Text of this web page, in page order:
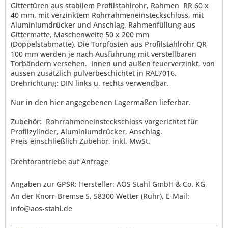
verstanden und stimme zu. *
Mit * gekennzeichnete Felder sind Pflichtfelder.
Senden
Gittertüren aus stabilem Profilstahlrohr, Rahmen RR 60 x
40 mm, mit verzinktem Rohrrahmeneinsteckschloss, mit
Aluminiumdrücker und Anschlag, Rahmenfüllung aus
Gittermatte, Maschenweite 50 x 200 mm
(Doppelstabmatte). Die Torpfosten aus Profilstahlrohr QR
100 mm werden je nach Ausführung mit verstellbaren
Torbändern versehen. Innen und außen feuerverzinkt, von
aussen zusätzlich pulverbeschichtet in RAL7016.
Drehrichtung: DIN links u. rechts verwendbar.
Nur in den hier angegebenen Lagermaßen lieferbar.
Zubehör: Rohrrahmeneinsteckschloss vorgerichtet für
Profilzylinder, Aluminiumdrücker, Anschlag.
Preis einschließlich Zubehör, inkl. MwSt.
Drehtorantriebe auf Anfrage
Angaben zur GPSR: Hersteller: AOS Stahl GmbH & Co. KG,
An der Knorr-Bremse 5, 58300 Wetter (Ruhr), E-Mail:
info@aos-stahl.de